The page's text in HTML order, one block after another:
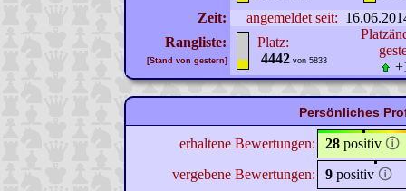
Zeit:
angemeldet seit:
Rangliste:
[Stand von gestern]
Platz:
4442 von 5833
Persönliches
erhaltene Bewertungen: 28 positiv 🛈
vergebene Bewertungen:
9 positiv 🛈